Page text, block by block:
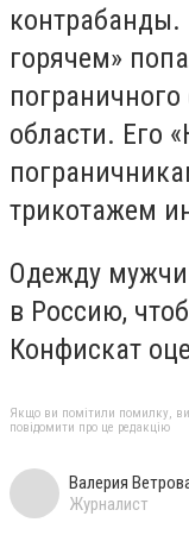
контрабанды.
горячем»
области. Его
трикотажем
Одежду
в Россию,
Конфискат
Якщо ви помітили помилку,
повідомити про це редакцію
Валерия
Журналист